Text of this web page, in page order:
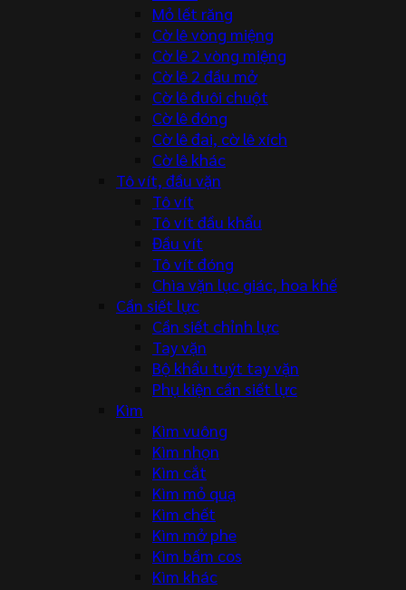
Mỏ lết răng
Cờ lê vòng miệng
Cờ lê 2 vòng miệng
Cờ lê 2 đầu mở
Cờ lê đuôi chuột
Cờ lê đóng
Cờ lê đai, cờ lê xích
Cờ lê khác
Tô vít, đầu vặn
Tô vít
Tô vít đầu khẩu
Đầu vít
Tô vít đóng
Chìa vặn lục giác, hoa khế
Cần siết lực
Cần siết chỉnh lực
Tay vặn
Bộ khẩu tuýt tay vặn
Phụ kiện cần siết lực
Kìm
Kìm vuông
Kìm nhọn
Kìm cắt
Kìm mỏ quạ
Kìm chết
Kìm mở phe
Kìm bấm cos
Kìm khác